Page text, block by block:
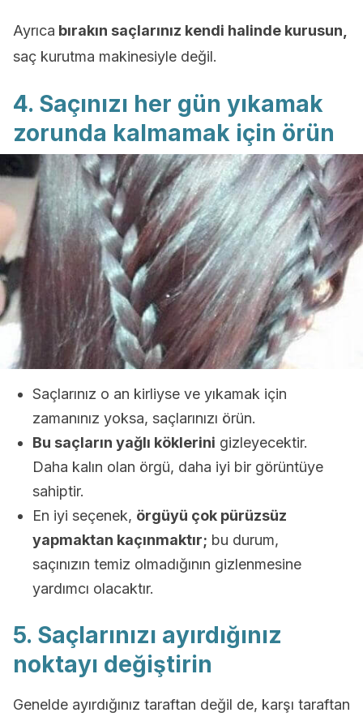
Ayrıca bırakın saçlarınız kendi halinde kurusun,
saç kurutma makinesiyle değil.
4. Saçınızı her gün yıkamak
zorunda kalmamak için örün
Saçlarınız o an kirliyse ve yıkamak için
zamanınız yoksa, saçlarınızı örün.
Bu saçların yağlı köklerini gizleyecektir.
Daha kalın olan örgü, daha iyi bir görüntüye
sahiptir.
En iyi seçenek, örgüyü çok pürüzsüz
yapmaktan kaçınmaktır; bu durum,
saçınızın temiz olmadığının gizlenmesine
yardımcı olacaktır.
5. Saçlarınızı ayırdığınız
noktayı değiştirin
Genelde ayırdığınız taraftan değil de, karşı taraftan